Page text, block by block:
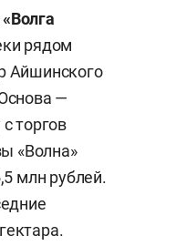
в собственных
скорректируют
—
домов
выше. Численность
рядом
Айшинского
—
торгов
«Волна»
млн рублей.